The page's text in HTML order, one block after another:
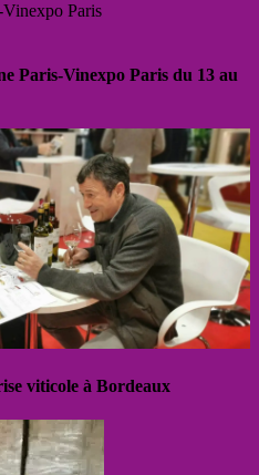
Paris
Paris-Vinexpo Paris du 13 au
viticole à Bordeaux